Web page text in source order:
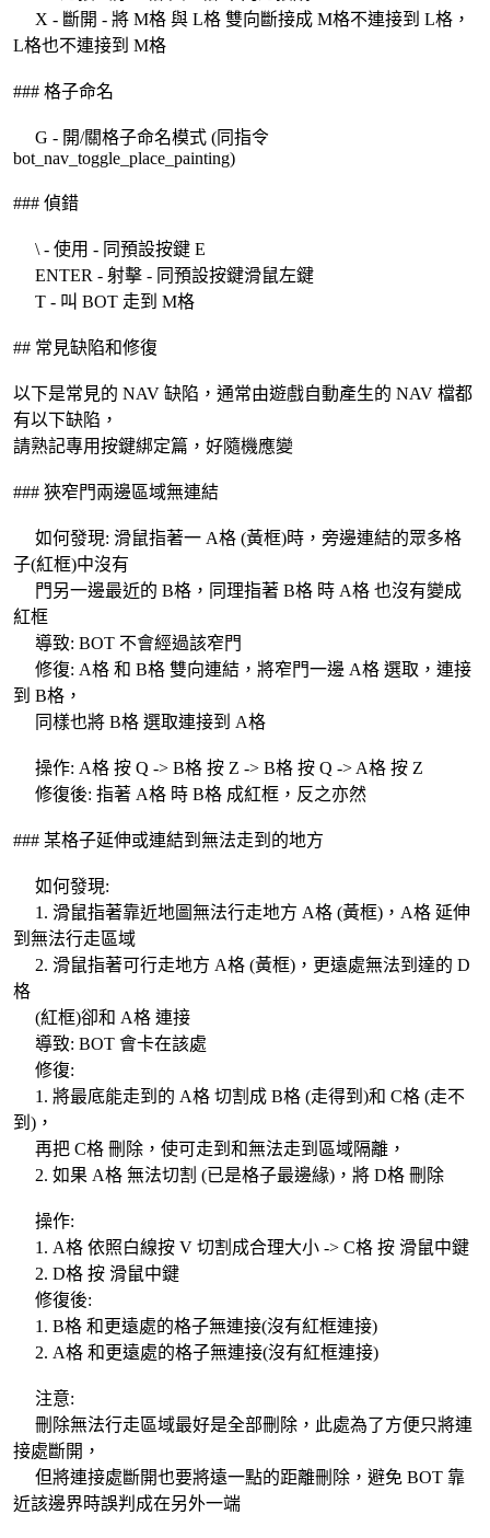
X - 斷開 - 將 M格 與 L格 雙向斷接成 M格不連接到 L格，
L格也不連接到 M格
### 格子命名
G - 開/關格子命名模式 (同指令
bot_nav_toggle_place_painting)
### 偵錯
\ - 使用 - 同預設按鍵 E
ENTER - 射擊 - 同預設按鍵滑鼠左鍵
T - 叫 BOT 走到 M格
## 常見缺陷和修復
以下是常見的 NAV 缺陷，通常由遊戲自動產生的 NAV 檔都
有以下缺陷，
請熟記專用按鍵綁定篇，好隨機應變
### 狹窄門兩邊區域無連結
如何發現: 滑鼠指著一 A格 (黃框)時，旁邊連結的眾多格
子(紅框)中沒有
門另一邊最近的 B格，同理指著 B格 時 A格 也沒有變成
紅框
導致: BOT 不會經過該窄門
修復: A格 和 B格 雙向連結，將窄門一邊 A格 選取，連接
到 B格，
同樣也將 B格 選取連接到 A格
操作: A格 按 Q -> B格 按 Z -> B格 按 Q -> A格 按 Z
修復後: 指著 A格 時 B格 成紅框，反之亦然
### 某格子延伸或連結到無法走到的地方
如何發現:
1. 滑鼠指著靠近地圖無法行走地方 A格 (黃框)，A格 延伸
到無法行走區域
2. 滑鼠指著可行走地方 A格 (黃框)，更遠處無法到達的 D
格
(紅框)卻和 A格 連接
導致: BOT 會卡在該處
修復:
1. 將最底能走到的 A格 切割成 B格 (走得到)和 C格 (走不
到)，
再把 C格 刪除，使可走到和無法走到區域隔離，
2. 如果 A格 無法切割 (已是格子最邊緣)，將 D格 刪除
操作:
1. A格 依照白線按 V 切割成合理大小 -> C格 按 滑鼠中鍵
2. D格 按 滑鼠中鍵
修復後:
1. B格 和更遠處的格子無連接(沒有紅框連接)
2. A格 和更遠處的格子無連接(沒有紅框連接)
注意:
刪除無法行走區域最好是全部刪除，此處為了方便只將連
接處斷開，
但將連接處斷開也要將遠一點的距離刪除，避免 BOT 靠
近該邊界時誤判成在另外一端